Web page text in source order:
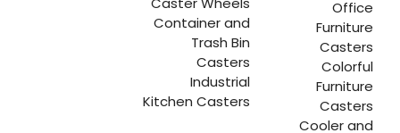
Office
Furniture
Casters
Colorful
Furniture
Casters
Cooler and
Container and
Trash Bin
Casters
Industrial
Kitchen Casters